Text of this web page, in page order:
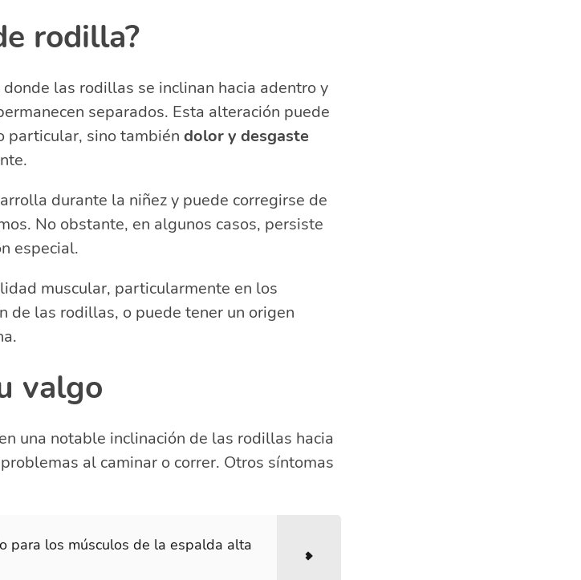
y correcciones posturales para el valgo de
genu valgo?
genu valgo?
ejercicios?
rodilla?
donde las rodillas se inclinan hacia adentro y
separados. Esta alteración puede
particular, sino también dolor y desgaste
durante la niñez y puede corregirse de
No obstante, en algunos casos, persiste
especial.
muscular, particularmente en los
de las rodillas, o puede tener un origen
valgo
una notable inclinación de las rodillas hacia
al caminar o correr. Otros síntomas
para los músculos de la espalda alta